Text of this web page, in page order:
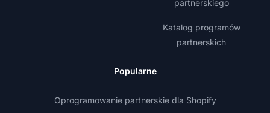
partnerskiego
Katalog programów
partnerskich
Popularne
Oprogramowanie partnerskie dla Shopify